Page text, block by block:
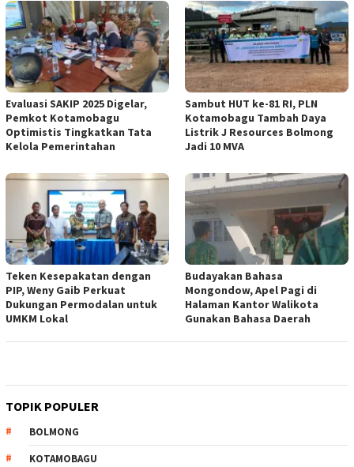
Evaluasi SAKIP 2025 Digelar,
Pemkot Kotamobagu
Optimistis Tingkatkan Tata
Kelola Pemerintahan
Sambut HUT ke-81 RI, PLN
Kotamobagu Tambah Daya
Listrik J Resources Bolmong
Jadi 10 MVA
Teken Kesepakatan dengan
PIP, Weny Gaib Perkuat
Dukungan Permodalan untuk
UMKM Lokal
Budayakan Bahasa
Mongondow, Apel Pagi di
Halaman Kantor Walikota
Gunakan Bahasa Daerah
TOPIK POPULER
BOLMONG
KOTAMOBAGU